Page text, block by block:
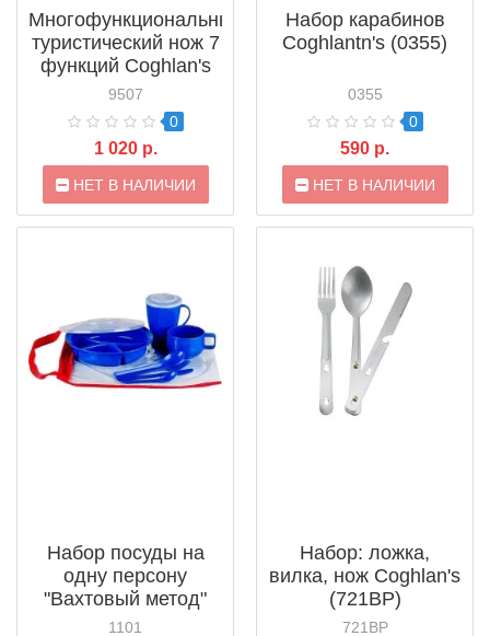
Многофункциональный
туристический нож 7
функций Coghlan's
(9507)
9507
0
1 020 р.
НЕТ В НАЛИЧИИ
Набор карабинов
Coghlantn's (0355)
0355
0
590 р.
НЕТ В НАЛИЧИИ
Набор посуды на
одну персону
"Вахтовый метод"
Solaris (1101)
1101
Набор: ложка,
вилка, нож Coghlan's
(721BP)
721BP